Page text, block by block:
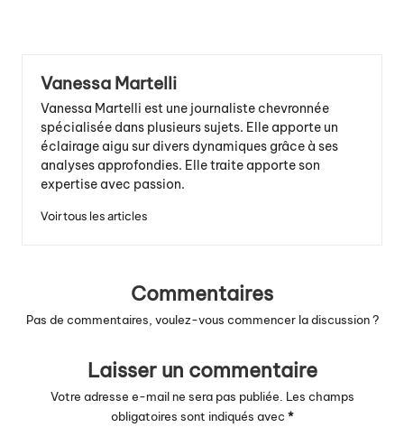
Vanessa Martelli
Vanessa Martelli est une journaliste chevronnée
spécialisée dans plusieurs sujets. Elle apporte un
éclairage aigu sur divers dynamiques grâce à ses
analyses approfondies. Elle traite apporte son
expertise avec passion.
Voir tous les articles
Commentaires
Pas de commentaires, voulez-vous commencer la discussion ?
Laisser un commentaire
Votre adresse e-mail ne sera pas publiée. Les champs
obligatoires sont indiqués avec *